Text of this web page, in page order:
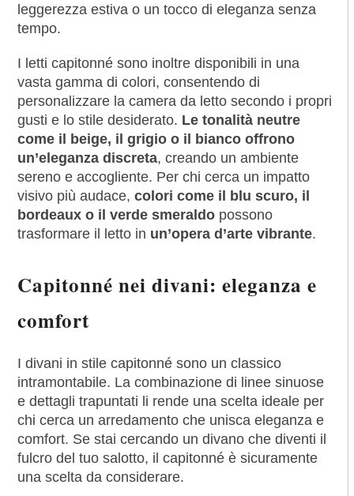
leggerezza estiva o un tocco di eleganza senza
tempo.
I letti capitonné sono inoltre disponibili in una
vasta gamma di colori, consentendo di
personalizzare la camera da letto secondo i propri
gusti e lo stile desiderato. Le tonalità neutre
come il beige, il grigio o il bianco offrono
un’eleganza discreta, creando un ambiente
sereno e accogliente. Per chi cerca un impatto
visivo più audace,colori come il blu scuro, il
bordeaux o il verde smeraldo possono
trasformare il letto in un’opera d’arte vibrante.
Capitonné nei divani: eleganza e
comfort
I divani in stile capitonné sono un classico
intramontabile. La combinazione di linee sinuose
e dettagli trapuntati li rende una scelta ideale per
chi cerca un arredamento che unisca eleganza e
comfort. Se stai cercando un divano che diventi il
fulcro del tuo salotto, il capitonné è sicuramente
una scelta da considerare.